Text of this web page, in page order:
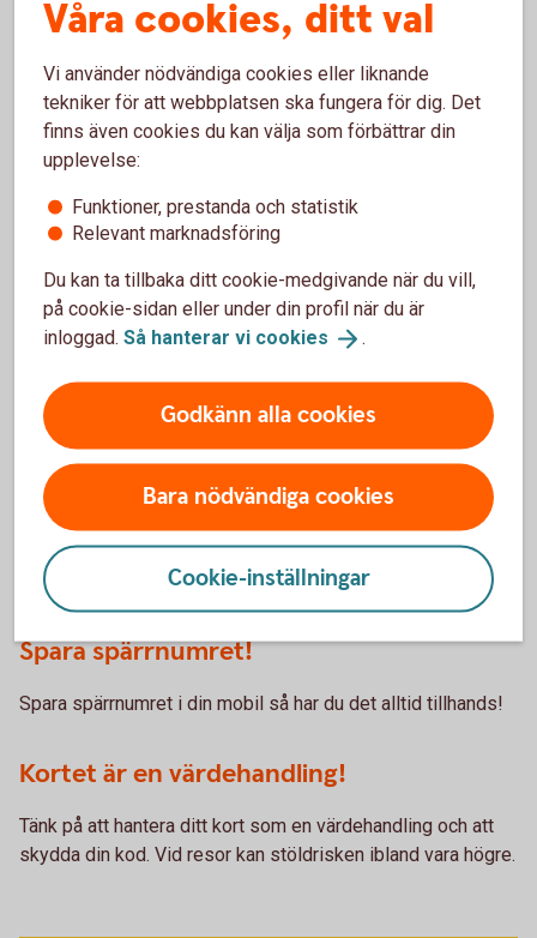
Ta ut pengar i automat utomlands
Krånglar kortet på resan?
Ring Spärrservice +46 8 411 10 11
Vi hjälper dig att spärra kortet om du förlorar det utomlands.
utreda problemet och får tips och råd. Du kan även få hjälp
med nödkontanter eller få ett ersättningskort skickat med
kurir. Spärrservice är alltid öppet.
Tips!
Spara spärrnumret!
Spara spärrnumret i din mobil så har du det alltid tillhands!
Kortet är en värdehandling!
Tänk på att hantera ditt kort som en värdehandling och att
skydda din kod. Vid resor kan stöldrisken ibland vara högre.
Våra cookies, ditt val
Vi använder nödvändiga cookies eller liknande
tekniker för att webbplatsen ska fungera för dig. Det
finns även cookies du kan välja som förbättrar din
upplevelse:
Funktioner, prestanda och statistik
Relevant marknadsföring
Du kan ta tillbaka ditt cookie-medgivande när du vill,
på cookie-sidan eller under din profil när du är
inloggad. Så hanterar vi cookies .
Godkänn alla cookies
Bara nödvändiga cookies
Cookie-inställningar